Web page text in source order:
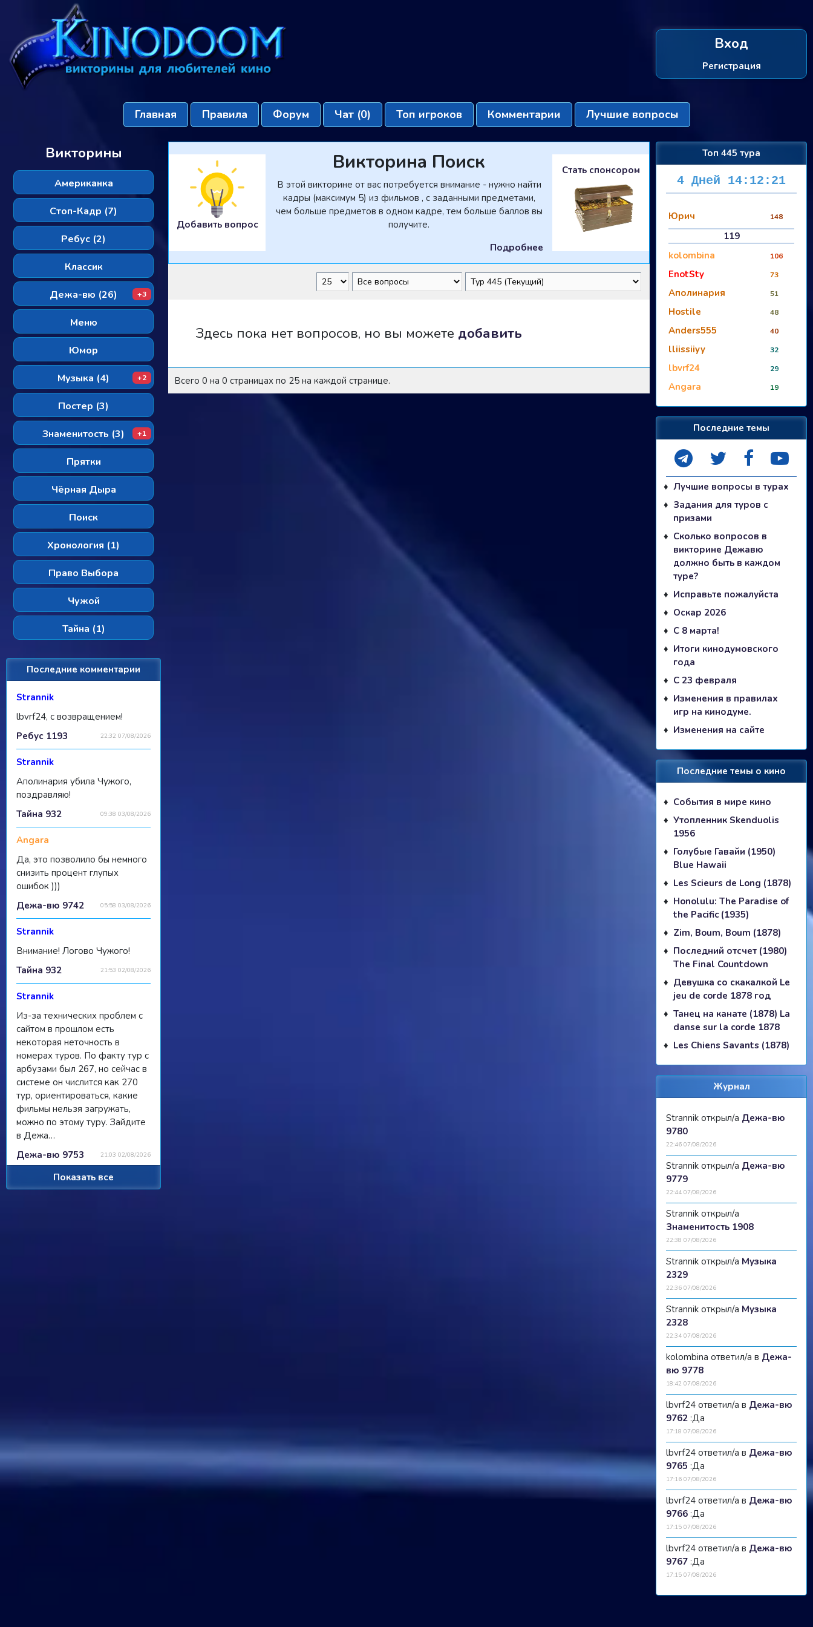
Вход
Регистрация
Главная Правила Форум Чат (0) Топ игроков Комментарии Лучшие вопросы
Викторины
Американка
Стоп-Кадр (7)
Ребус (2)
Классик
Дежа-вю (26) +3
Меню
Юмор
Музыка (4) +2
Постер (3)
Знаменитость (3) +1
Прятки
Чёрная Дыра
Поиск
Хронология (1)
Право Выбора
Чужой
Тайна (1)
Последние комментарии
Strannik
lbvrf24, с возвращением!
22:32 07/08/2026
Ребус 1193
Strannik
Аполинария убила Чужого,
поздравляю!
09:38 03/08/2026
Тайна 932
Angara
Да, это позволило бы немного
снизить процент глупых
ошибок )))
05:58 03/08/2026
Дежа-вю 9742
Strannik
Внимание! Логово Чужого!
21:53 02/08/2026
Тайна 932
Strannik
Из-за технических проблем с
сайтом в прошлом есть
некоторая неточность в
номерах туров. По факту тур с
арбузами был 267, но сейчас в
системе он числится как 270
тур, ориентироваться, какие
фильмы нельзя загружать,
можно по этому туру. Зайдите
в Дежа…
21:03 02/08/2026
Дежа-вю 9753
делать автор вопроса. Ну и
конечно это не обязательное
Показать все
Топ 445 тура
4 Дней 14:12:20
Юрич 148
119
kolombina
106
EnotSty 73
Аполинария 51
Hostile 48
Anders555 40
lliissiiyy 32
lbvrf24 29
Angara 19
Последние темы
Лучшие вопросы в турах
Задания для туров с
призами
Сколько вопросов в
викторине Дежавю
должно быть в каждом
туре?
Исправьте пожалуйста
Оскар 2026
С 8 марта!
Итоги кинодумовского
года
С 23 февраля
Изменения в правилах
игр на кинодуме.
Изменения на сайте
Последние темы о кино
События в мире кино
Утопленник Skenduolis
1956
Голубые Гавайи (1950)
Blue Hawaii
Les Scieurs de Long (1878)
Honolulu: The Paradise of
the Pacific (1935)
Zim, Boum, Boum (1878)
Последний отсчет (1980)
The Final Countdown
Девушка со скакалкой Le
jeu de corde 1878 год
Танец на канате (1878) La
danse sur la corde 1878
Les Chiens Savants (1878)
Журнал
Strannik открыл/а Дежа-вю
9780
22:46 07/08/2026
Strannik открыл/а Дежа-вю
9779
22:44 07/08/2026
Strannik открыл/а
Знаменитость 1908
22:38 07/08/2026
Strannik открыл/а Музыка
2329
22:36 07/08/2026
Strannik открыл/а Музыка
2328
22:34 07/08/2026
kolombina ответил/а в Дежа-
вю 9778
18:42 07/08/2026
lbvrf24 ответил/а в Дежа-вю
9762 :Да
17:18 07/08/2026
lbvrf24 ответил/а в Дежа-вю
9765 :Да
17:16 07/08/2026
lbvrf24 ответил/а в Дежа-вю
9766 :Да
17:15 07/08/2026
lbvrf24 ответил/а в Дежа-вю
9767 :Да
17:15 07/08/2026
Добавить вопрос
Викторина Поиск
В этой викторине от вас потребуется внимание - нужно найти
кадры (максимум 5) из фильмов , с заданными предметами,
чем больше предметов в одном кадре, тем больше баллов вы
получите.
Подробнее
Стать спонсором
Здесь пока нет вопросов, но вы можете добавить
Всего 0 на 0 страницах по 25 на каждой странице.